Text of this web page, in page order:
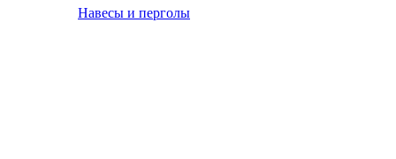
Навесы и перголы